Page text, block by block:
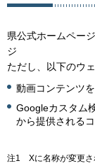
県公式ホームペー
ジ
ただし、以下のウ
動画コンテンツ
Googleカスタム
から提供される
注1 Xに名称が変更さ